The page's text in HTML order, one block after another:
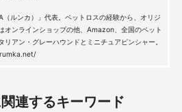
ルンカ）」代表。ペットロスの経験から、オリジ
オンラインショップの他、Amazon、全国のペット
アン・グレーハウンドとミニチュアピンシャー。
連するキーワード